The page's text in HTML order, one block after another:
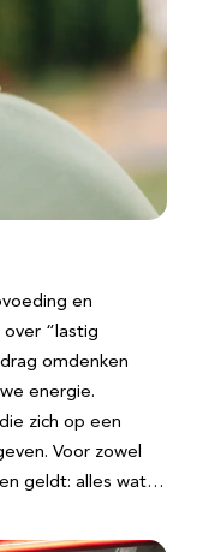
en
“lastig
omdenken
energie.
zich op een
Voor zowel
geldt: alles wat…